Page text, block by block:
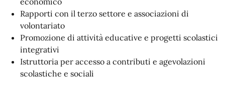
Rapporti con il terzo settore e associazioni di
volontariato
Promozione di attività educative e progetti scolastici
integrativi
Istruttoria per accesso a contributi e agevolazioni
scolastiche e sociali